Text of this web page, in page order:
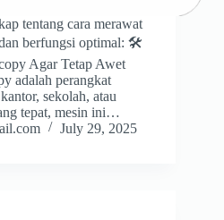
tentang cara merawat
berfungsi optimal: 🛠️
Agar Tetap Awet
adalah perangkat
sekolah, atau
tepat, mesin ini…
July 29, 2025